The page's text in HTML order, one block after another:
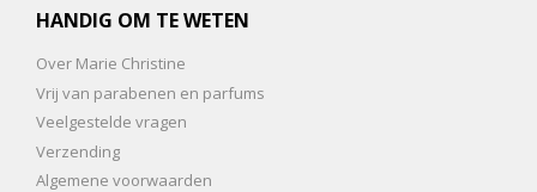
HANDIG OM TE WETEN
Over Marie Christine
Vrij van parabenen en parfums
Veelgestelde vragen
Verzending
Algemene voorwaarden